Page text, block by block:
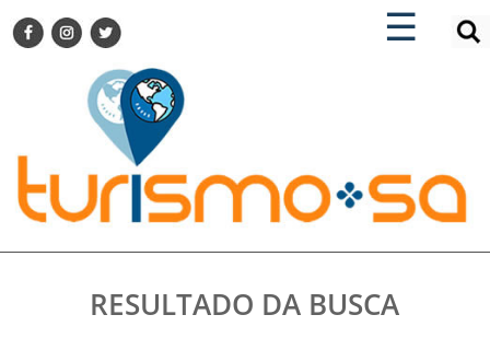
☰
×
TURISMO SA FOR BUSINESS
DESTINOS NACIONAIS
DESTINOS INTERNACIONAIS
CITY BREAK
TURISMO E MERCADO
EVENTOS
×
ENCONTRE SUA NOTÍCIA
RESULTADO DA BUSCA